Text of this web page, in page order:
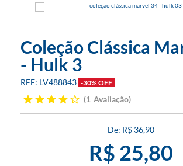
Coleção Clássica
- Hulk 3
LV488843 -30% OFF
1 Avaliação
R$ 36,90
R$ 25,80